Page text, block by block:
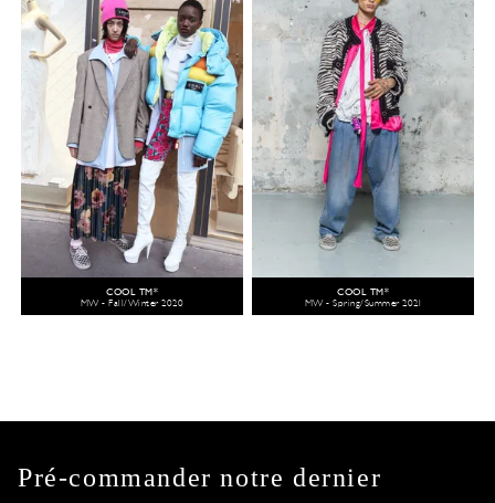
COOL TM*
MW - Fall/Winter 2020
COOL TM*
MW - Spring/Summer 2021
Pré-commander notre dernier